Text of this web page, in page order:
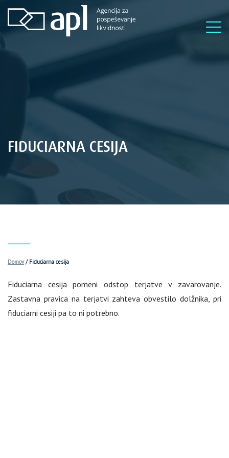
FIDUCIARNA CESIJA
Domov/ Fiduciarna cesija
Fiduciarna cesija pomeni odstop terjatve v zavarovanje.
Zastavna pravica na terjatvi zahteva obvestilo dolžnika, pri
fiduciarni cesiji pa to ni potrebno.